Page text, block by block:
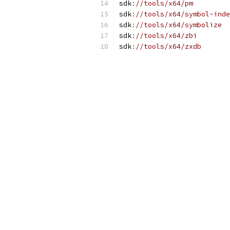
sdk: //tools/x64/pm
sdk: //tools/x64/symbol-
sdk: //tools/x64/symbolize
sdk: //tools/x64/zbi
sdk: //tools/x64/zxdb